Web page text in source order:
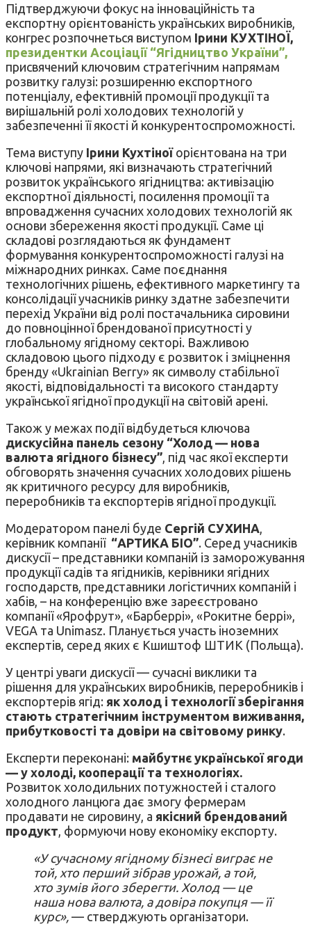
Підтверджуючи фокус на інноваційність та
експортну орієнтованість українських виробників,
конгрес розпочнеться виступом Ірини КУХТІНОЇ,
президентки Асоціації “Ягідництво України”,
присвячений ключовим стратегічним напрямам
розвитку галузі: розширенню експортного
потенціалу, ефективній промоції продукції та
вирішальній ролі холодових технологій у
забезпеченні її якості й конкурентоспроможності.
Тема виступу Ірини Кухтіноїорієнтована на три
ключові напрями, які визначають стратегічний
розвиток українського ягідництва: активізацію
експортної діяльності, посилення промоції та
впровадження сучасних холодових технологій як
основи збереження якості продукції. Саме ці
складові розглядаються як фундамент
формування конкурентоспроможності галузі на
міжнародних ринках. Саме поєднання
технологічних рішень, ефективного маркетингу та
консолідації учасників ринку здатне забезпечити
перехід України від ролі постачальника сировини
до повноцінної брендованої присутності у
глобальному ягідному секторі. Важливою
складовою цього підходу є розвиток і зміцнення
бренду «Ukrainian Berry» як символу стабільної
якості, відповідальності та високого стандарту
української ягідної продукції на світовій арені.
Також у межах події відбудеться ключова
дискусійна панель сезону “Холод — нова
валюта ягідного бізнесу” , під час якої експерти
обговорять значення сучасних холодових рішень
як критичного ресурсу для виробників,
переробників та експортерів ягідної продукції.
Модератором панелі буде Сергій СУХИНА
керівник компанії “АРТИКА БІО”. Серед учасників
дискусії – представники компаній із заморожування
продукції садів та ягідників, керівники ягідних
господарств, представники логістичних компаній і
хабів, – на конференцію вже зареєстровано
компанії «Ярофрут», «Барберрі», «Рокитне беррі»,
VEGA та Unimasz. Планується участь іноземних
експертів, серед яких є Кшиштоф ШТИК (Польща).
У центрі уваги дискусії — сучасні виклики та
рішення для українських виробників, переробників і
експортерів ягід: як холод і технології зберігання
стають стратегічним інструментом виживання,
прибутковості та довіри на світовому ринку.
Експерти переконані: майбутнє української ягоди
— у холоді, кооперації та технологіях.
Розвиток холодильних потужностей і сталого
холодного ланцюга дає змогу фермерам
продавати не сировину, а якісний брендований
продукт , формуючи нову економіку експорту.
«У сучасному ягідному бізнесі виграє не
той, хто перший зібрав урожай, а той,
хто зумів його зберегти. Холод — це
наша нова валюта, а довіра покупця — її
курс», — стверджують організатори.